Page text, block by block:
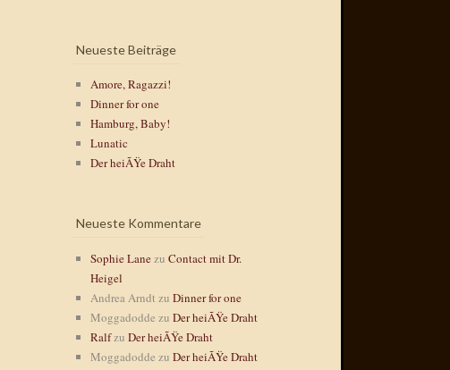
Neueste Beiträge
Amore, Ragazzi!
Dinner for one
Hamburg, Baby!
Lunatic
Der heiÃŸe Draht
Neueste Kommentare
Sophie Lanezu Contact mit Dr.
Heigel
Andrea Arndt zu Dinner for one
Moggadodde zu Der heiÃŸe Draht
Ralfzu Der heiÃŸe Draht
Moggadodde zu Der heiÃŸe Draht